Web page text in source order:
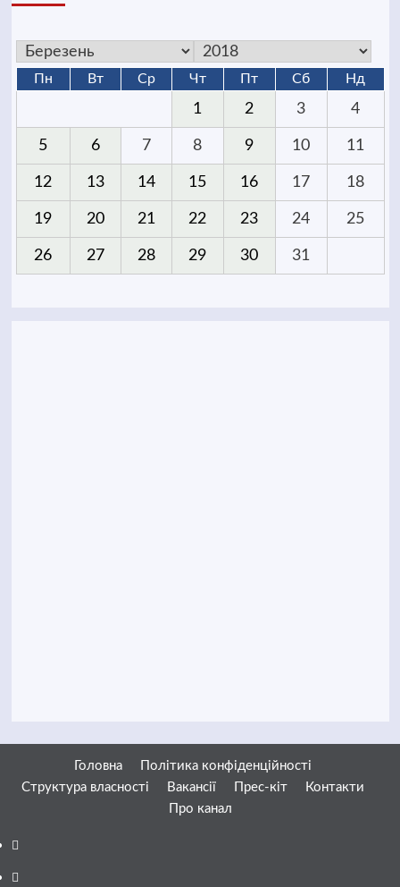
Пн Вт Ср Чт Пт Сб Нд
1 2 3 4
5 6 7 8 9 10 11
12 13 14 15 16 17 18
19 20 21 22 23 24 25
26 27 28 29 30 31
Головна
Політика конфіденційності
Структура власності
Вакансії Прес-кіт
Контакти
Про канал
Facebook
YouTube